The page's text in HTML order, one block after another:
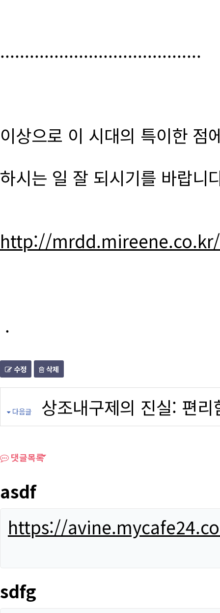
.........................................
이상으로 이 시대의 특이한 점
하시는 일 잘 되시기를 바랍니
http://
.
수정 삭제
다음글 상조내구제의 진실: 편
댓글목록
asdf
https://
sdfg